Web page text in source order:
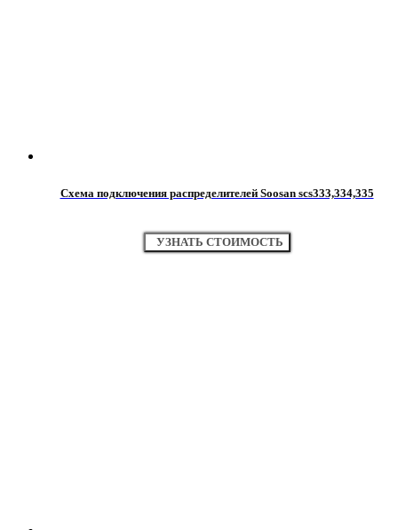
Схема подключения распределителей Soosan scs333,334,335
УЗНАТЬ СТОИМОСТЬ